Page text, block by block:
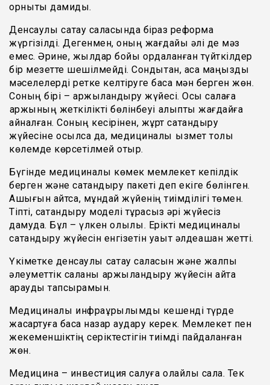
орнықты дамиды.
Денсаулық сақтау саласында біраз реформа
жүргізілді. Дегенмен, оның жағдайы әлі де мәз
емес. Әрине, жылдар бойы қордаланған түйткілдер
бір мезетте шешілмейді. Сондықтан, аса маңызды
мәселелерді ретке келтіруге баса мән берген жөн.
Соның бірі – қаржыландыру жүйесі. Осы салаға
қаржының жеткілікті бөлінбеуі қалыпты жағдайға
айналған. Соның кесірінен, жұрт сақтандыру
жүйесіне қосылса да, медициналық қызмет толық
көлемде көрсетілмей отыр.
Бүгінде медициналық көмек мемлекет кепілдік
берген және сақтандыру пакеті деп екіге бөлінген.
Ашығын айтсақ, мұндай жүйенің тиімділігі төмен.
Тіпті, сақтандыру моделі тұрақсыз әрі жүйесіз
дамуда. Бұл – үлкен олқылық. Ерікті медициналық
сақтандыру жүйесін енгізетін уақыт әлдеқашан жетті.
Үкіметке денсаулық сақтау саласын және жалпы
әлеуметтік саланы қаржыландыру жүйесін қайта
қарауды тапсырамын.
Медициналық инфрақұрылымды кешенді түрде
жақсартуға баса назар аудару керек. Мемлекет пен
жекеменшіктің серіктестігін тиімді пайдаланған
жөн.
Медицина – инвестиция салуға қолайлы сала. Тек